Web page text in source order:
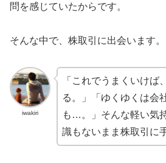
問を感じていたからです。
そんな中で、株取引に出会います。
iwakiri
「これでうまくいけば
る。」「ゆくゆくは会
も…。」そんな軽い気
識もないまま株取引に